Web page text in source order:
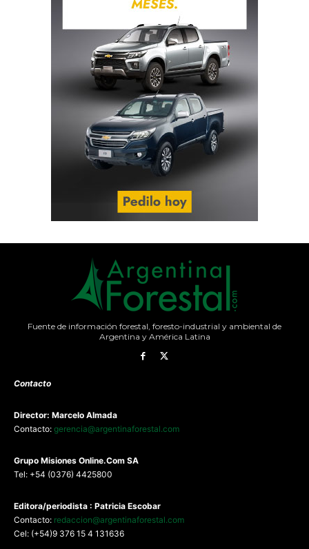
Fuente de información forestal, foresto-industrial y ambiental de
Argentina y América Latina
Contacto
Director: Marcelo Almada
Contacto: gerencia@argentinaforestal.com
Grupo Misiones Online.Com SA
Tel: +54 (0376) 4425800
Editora/periodista : Patricia Escobar
Contacto: redaccion@argentinaforestal.com
Cel: (+54)9 376 15 4 131636